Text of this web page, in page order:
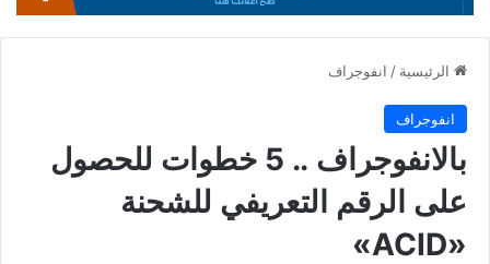
الرئيسية / انفوجراف
انفوجراف
بالانفوجراف .. 5 خطوات للحصول
على الرقم التعريفي للشحنة
«ACID»